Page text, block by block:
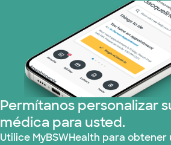
Permítanos personalizar
médica para usted.
Utilice MyBSWHealth para